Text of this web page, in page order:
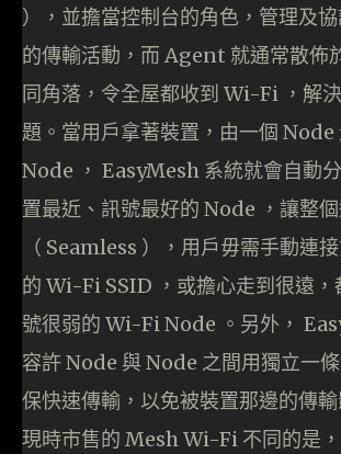
），並擔當控制台的角色，管理及
的傳輸活動，而 Agent 就通常散佈
同角落，令全屋都收到 Wi-Fi ，解
題。當用戶拿著裝置，由一個 Node
Node ， EasyMesh 系統就會自動
置最近、訊號最好的 Node ，讓整
（ Seamless ），用戶毋需手動連
的 Wi-Fi SSID ，或擔心走到很遠，
號很弱的 Wi-Fi Node 。另外，
容許 Node 與 Node 之間用獨立一
保快速傳輸，以免被裝置那邊的傳
現時市售的 Mesh Wi-Fi 不同的是